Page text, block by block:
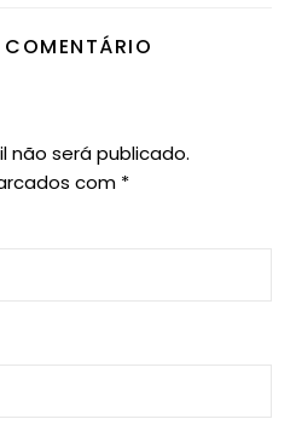
COMENTÁRIO
não será publicado.
com *